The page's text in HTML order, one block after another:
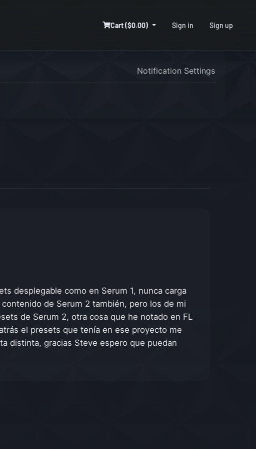
Cart ($0.00) Sign in Sign up
Notification Settings
desplegable como en Serum 1, nunca carga
de Serum 2 también, pero los de mi
de Serum 2, otra cosa que he notado en FL
el presets que tenía en ese proyecto me
distinta, gracias Steve espero que puedan